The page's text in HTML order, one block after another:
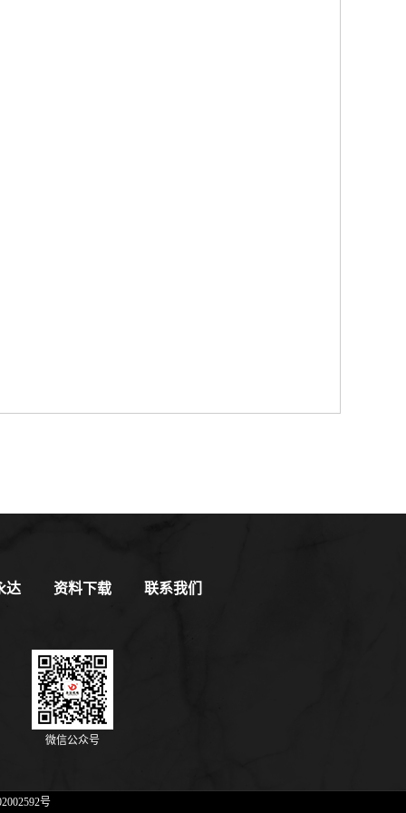
达 资料下载 联系我们
微信公众号
号